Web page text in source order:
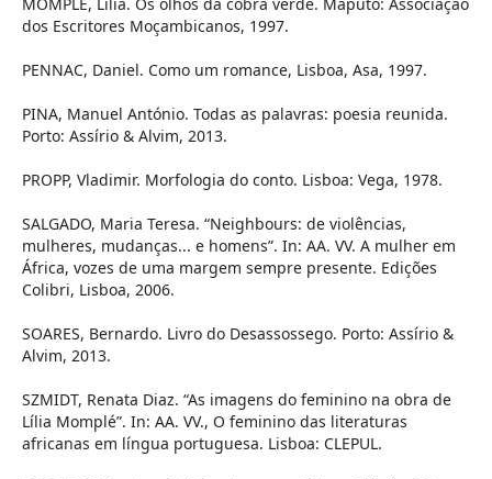
dos Escritores Moçambicanos, 1997.
PENNAC, Daniel. Como um romance, Lisboa, Asa, 1997.
PINA, Manuel António. Todas as palavras: poesia reunida.
Porto: Assírio & Alvim, 2013.
PROPP, Vladimir. Morfologia do conto. Lisboa: Vega, 1978.
SALGADO, Maria Teresa. “Neighbours: de violências,
mulheres, mudanças... e homens”. In: AA. VV. A mulher em
África, vozes de uma margem sempre presente. Edições
Colibri, Lisboa, 2006.
SOARES, Bernardo. Livro do Desassossego. Porto: Assírio &
Alvim, 2013.
SZMIDT, Renata Diaz. “As imagens do feminino na obra de
Lília Momplé”. In: AA. VV., O feminino das literaturas
africanas em língua portuguesa. Lisboa: CLEPUL.